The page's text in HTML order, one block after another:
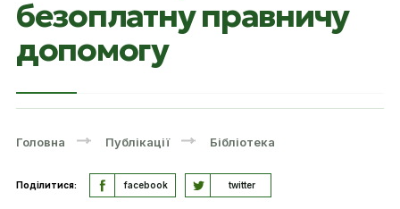
безоплатну правничу
допомогу
Головна Публікації Бібліотека
Поділитися: facebook twitter